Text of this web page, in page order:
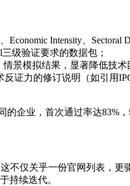
Intensity、Sectoral
级验证要求的数据包；
情景模拟结果，显著降低技术
证力的修订说明（如引用
企业，首次通过率达83%，
不仅关乎一份官网列表，
持续迭代。